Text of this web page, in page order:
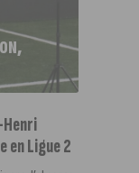
en Ligue 2